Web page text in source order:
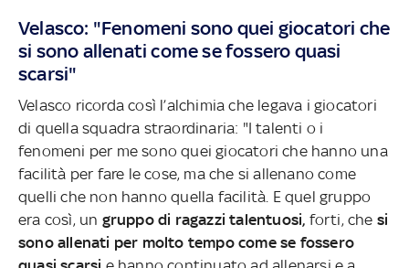
Velasco: "Fenomeni sono quei giocatori che
si sono allenati come se fossero quasi
scarsi"
Velasco ricorda così l’alchimia che legava i giocatori
di quella squadra straordinaria: "I talenti o i
fenomeni per me sono quei giocatori che hanno una
facilità per fare le cose, ma che si allenano come
quelli che non hanno quella facilità. E quel gruppo
era così, un gruppo di ragazzi talentuosi, forti, che si
sono allenati per molto tempo come se fossero